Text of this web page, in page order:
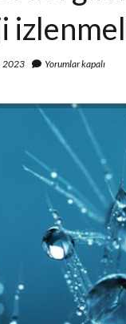
2023 Yorumlar kapalı